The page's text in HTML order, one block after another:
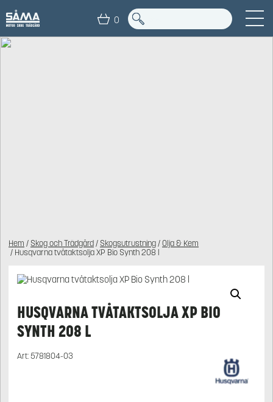
0
Hem / Skog och Trädgård/ Skogsutrustning/Olja & Kem
/ Husqvarna tvåtaktsolja XP Bio Synth 208 l
HUSQVARNA TVÅTAKTSOLJA XP BIO
SYNTH 208 L
Art:5781804-03